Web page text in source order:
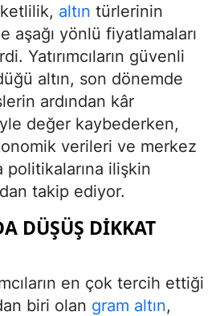
altın türlerinin
aşağı yönlü fiyatlamaları
Yatırımcıların güvenli
altın, son dönemde
ardından kâr
değer kaybederken,
verileri ve merkez
politikalarına ilişkin
takip ediyor.
DÜŞÜŞ DIKKAT
en çok tercih ettiği
biri olan gram altın,